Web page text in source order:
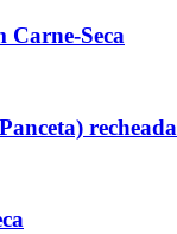
Carne-Seca
recheada